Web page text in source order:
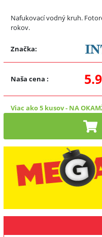
Nafukovací vodný kruh.
rokov.
Značka:
Naša cena :
Viac ako 5 kusov- NA